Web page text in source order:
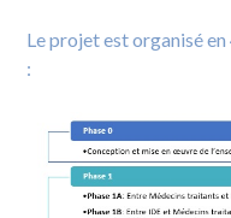
Le projet est organisé
: